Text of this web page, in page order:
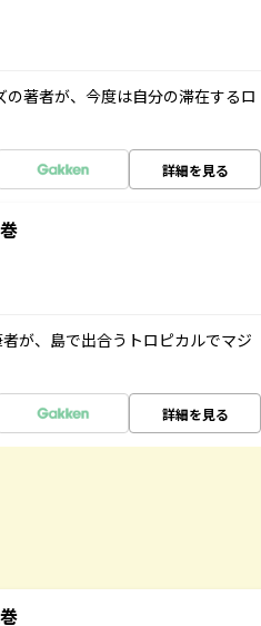
著者が、今度は自分の滞在するロ
詳細を見る
が、島で出合うトロピカルでマジ
詳細を見る